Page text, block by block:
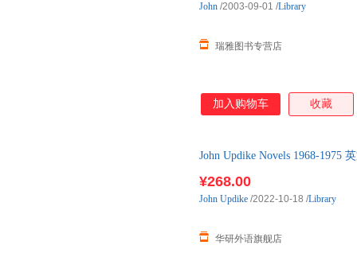
瑞雅图书专营店
John /2003-09-01 /Library
加入购物车 收藏
John Updike Novels 1968-1975
¥268.00
华研外语旗舰店
John Updike /2022-10-18 /Library